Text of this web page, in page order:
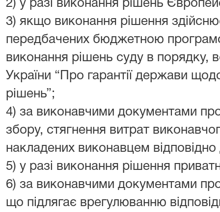
2) у разі виконання рішень
3) якщо виконання рішення
передбачених бюджетною
виконання рішень суду в порядку,
України “Про гарантії держави
рішень”;
4) за виконавчими документами
збору, стягнення витрат
накладених виконавцем
5) у разі виконання рішення
6) за виконавчими документами
що підлягає врегулюванню